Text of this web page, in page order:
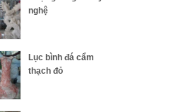
nghệ
Lục bình đá cẩm
thạch đỏ